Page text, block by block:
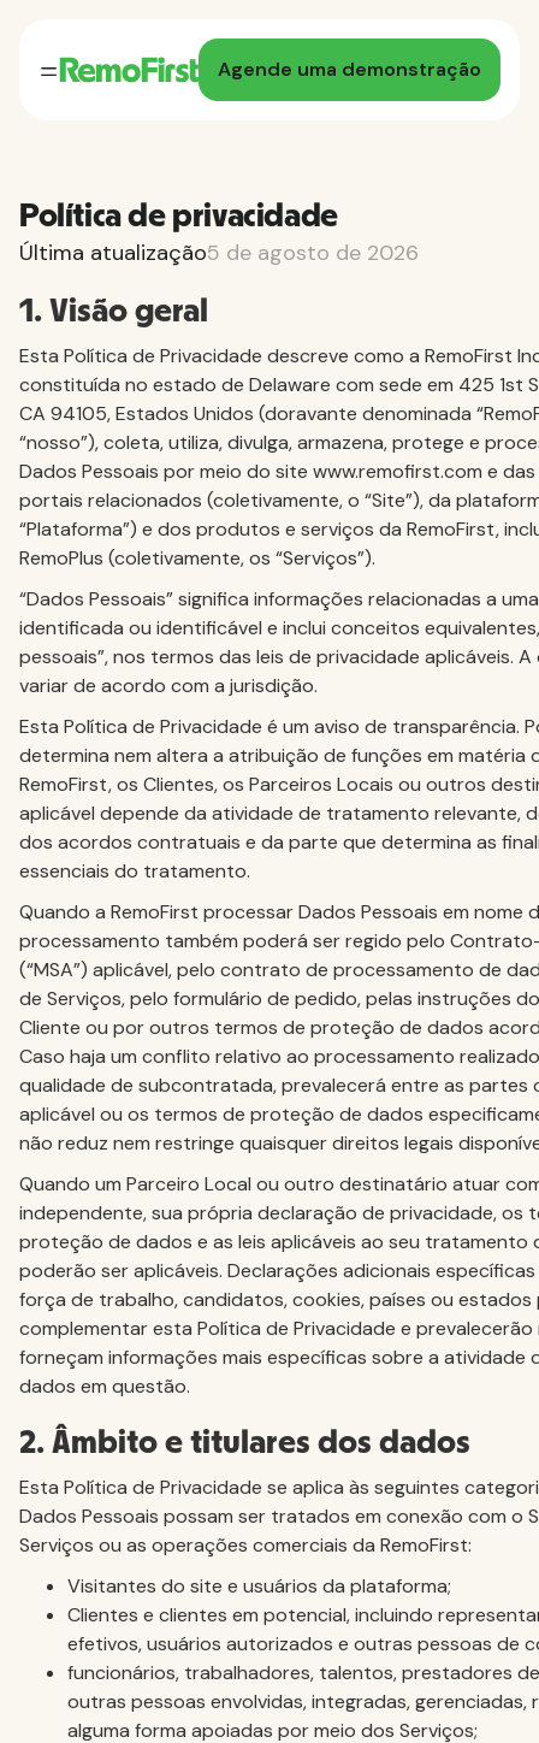
Agende uma demonstração
Política de privacidade
Última atualização5 de agosto de 2026
1. Visão geral
Esta Política de Privacidade descreve como a RemoFirst
constituída no estado de Delaware com sede em 425 1st
CA 94105, Estados Unidos (doravante denominada
“nosso”), coleta, utiliza, divulga, armazena, protege e
Dados Pessoais por meio do site www.remofirst.com e
portais relacionados (coletivamente, o “Site”), da
“Plataforma”) e dos produtos e serviços da RemoFirst,
RemoPlus (coletivamente, os “Serviços”).
“Dados Pessoais” significa informações relacionadas a
identificada ou identificável e inclui conceitos
pessoais”, nos termos das leis de privacidade aplicáveis.
variar de acordo com a jurisdição.
Esta Política de Privacidade é um aviso de transparência.
determina nem altera a atribuição de funções em matéria
RemoFirst, os Clientes, os Parceiros Locais ou outros
aplicável depende da atividade de tratamento relevante,
dos acordos contratuais e da parte que determina as
essenciais do tratamento.
Quando a RemoFirst processar Dados Pessoais em nome
processamento também poderá ser regido pelo
(“MSA”) aplicável, pelo contrato de processamento de
de Serviços, pelo formulário de pedido, pelas instruções
Cliente ou por outros termos de proteção de dados
Caso haja um conflito relativo ao processamento
qualidade de subcontratada, prevalecerá entre as partes
aplicável ou os termos de proteção de dados
não reduz nem restringe quaisquer direitos legais
Quando um Parceiro Local ou outro destinatário atuar
independente, sua própria declaração de privacidade, os
proteção de dados e as leis aplicáveis ao seu tratamento
poderão ser aplicáveis. Declarações adicionais
força de trabalho, candidatos, cookies, países ou
complementar esta Política de Privacidade e prevalecerão
forneçam informações mais específicas sobre a
dados em questão.
2. Âmbito e titulares dos dados
Esta Política de Privacidade se aplica às seguintes
Dados Pessoais possam ser tratados em conexão com o
Serviços ou as operações comerciais da RemoFirst:
Visitantes do site e usuários da plataforma;
Clientes e clientes em potencial, incluindo
efetivos, usuários autorizados e outras pessoas de
funcionários, trabalhadores, talentos, prestadores
outras pessoas envolvidas, integradas, gerenciadas,
alguma forma apoiadas por meio dos Serviços;